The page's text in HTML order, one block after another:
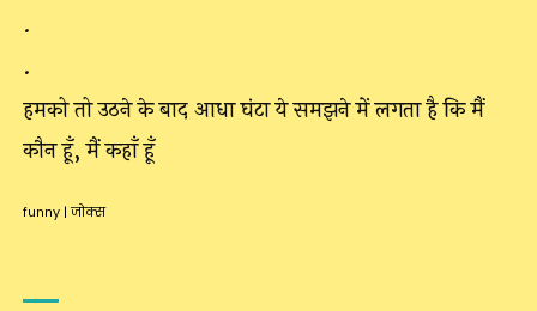
.
.
हमको तो उठने के बाद आधा घंटा ये समझने में लगता है कि मैं
कौन हूँ, मैं कहाँ हूँ
funny | जोक्स